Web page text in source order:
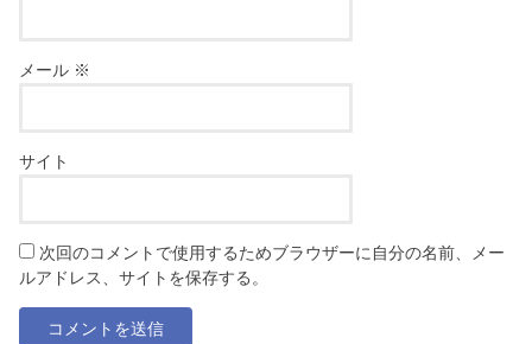
メール ※
サイト
次回のコメントで使用するためブラウザーに自分の名前、メー
ルアドレス、サイトを保存する。